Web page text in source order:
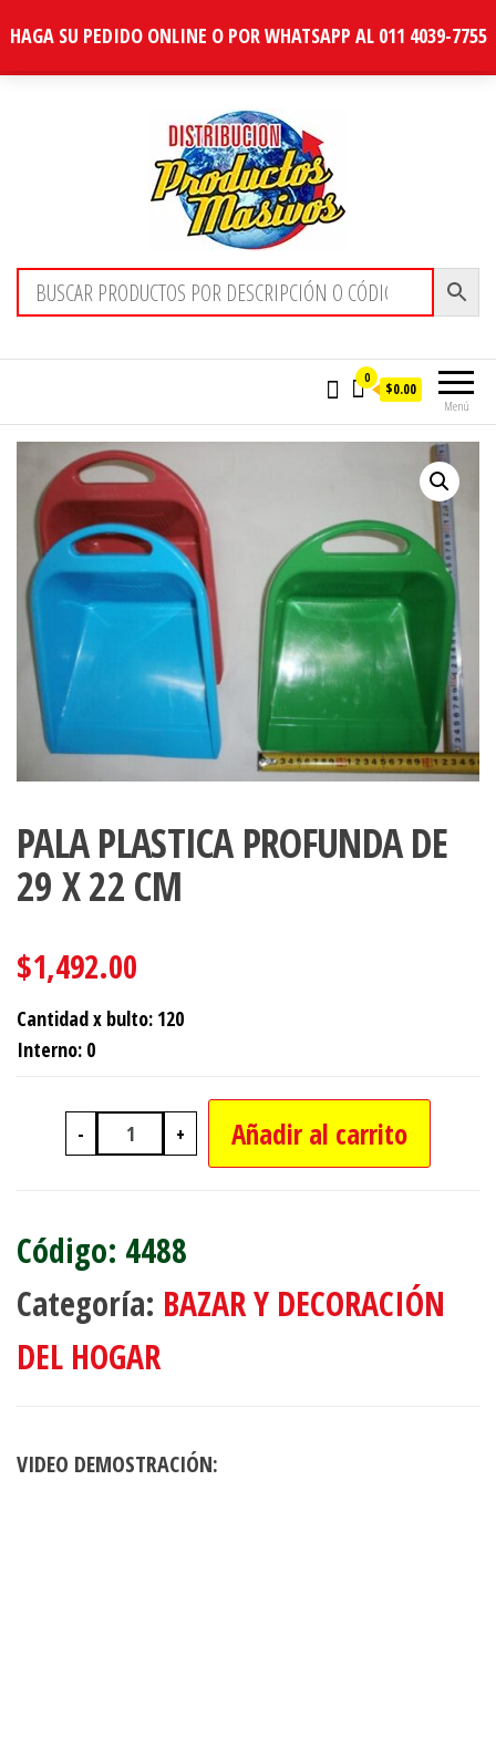
HAGA SU PEDIDO ONLINE O POR WHATSAPP AL 011 4039-7755
Distribucion Masiva
Menú
0
$0.00
PALA PLASTICA PROFUNDA DE
29 X 22 CM
$1,492.00
Cantidad x bulto: 120
Interno: 0
-
PALA PLASTICA PROFUNDA DE 29
+ Añadir al carrito
4488
Categoría: BAZAR Y DECORACIÓN
DEL HOGAR
VIDEO DEMOSTRACIÓN: